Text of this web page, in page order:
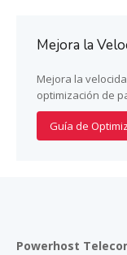
Mejora la
Mejora la
optimización de
Guía de
Powerhost